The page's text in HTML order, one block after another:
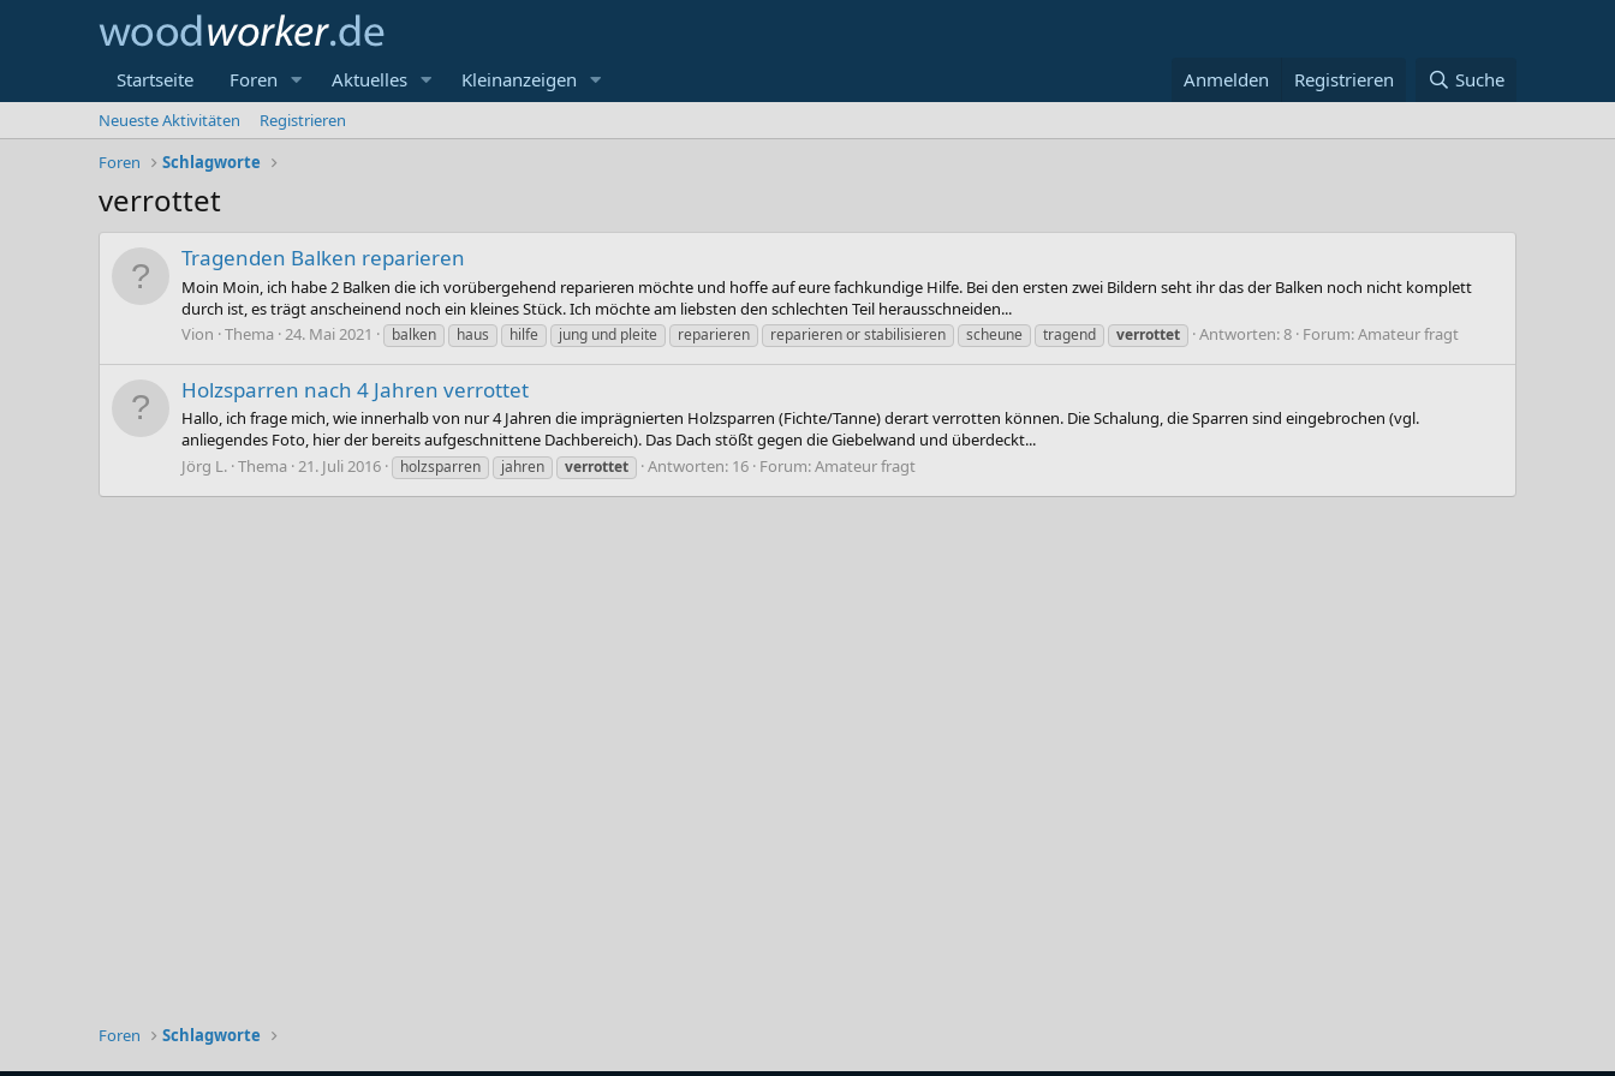
Startseite Foren Aktuelles Kleinanzeigen Anmelden Registrieren Suche
Neueste Aktivitäten
Registrieren
Foren
Schlagworte
verrottet
Tragenden Balken reparieren
Moin Moin, ich habe 2 Balken die ich vorübergehend reparieren möchte und hoffe auf eure fachkundige Hilfe. Bei den ersten zwei Bildern seht ihr das der Balken noch nicht komplett
durch ist, es trägt anscheinend noch ein kleines Stück. Ich möchte am liebsten den schlechten Teil herausschneiden...
Vion Thema 24. Mai 2021 balken haus hilfe jung und pleite reparieren reparieren or stabilisieren scheune tragend verrottet Antworten: 8 Forum:Amateur fragt
Holzsparren nach 4 Jahren verrottet
Hallo, ich frage mich, wie innerhalb von nur 4 Jahren die imprägnierten Holzsparren (Fichte/Tanne) derart verrotten können. Die Schalung, die Sparren sind eingebrochen (vgl.
anliegendes Foto, hier der bereits aufgeschnittene Dachbereich). Das Dach stößt gegen die Giebelwand und überdeckt...
Jörg L. Thema 21. Juli 2016 holzsparren jahren verrottet Antworten: 16 Forum:Amateur fragt
Foren Schlagworte